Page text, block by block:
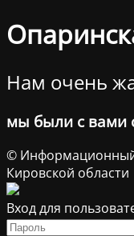
Нам очень
мы были с вами
©
Кировской области
Вход для